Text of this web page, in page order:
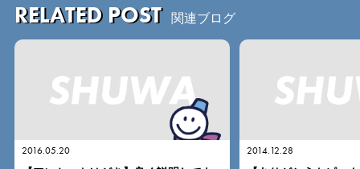
RELATED POST 関連ブログ
2014.12.28 2014.05.19